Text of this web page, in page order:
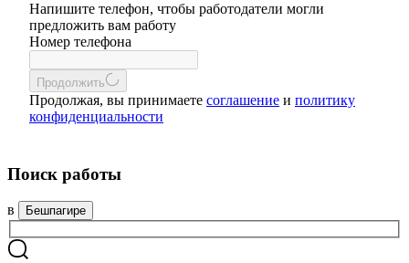
Напишите телефон, чтобы работодатели могли
предложить вам работу
Номер телефона
Продолжить
Продолжая, вы принимаете соглашение и политику
конфиденциальности
Поиск работы
в Бешпагире